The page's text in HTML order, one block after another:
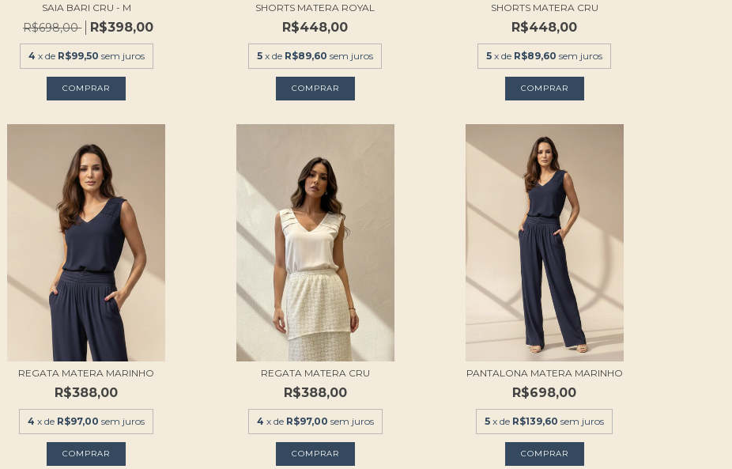
SAIA BARI CRU - M
R$698,00 R$398,00
4 x de R$99,50 sem juros
SHORTS MATERA ROYAL
R$448,00
5 x de R$89,60 sem juros
COMPRAR
SHORTS MATERA CRU
R$448,00
5 x de R$89,60 sem juros
COMPRAR
REGATA MATERA MARINHO
R$388,00
4 x de R$97,00 sem juros
COMPRAR
REGATA MATERA CRU
R$388,00
4 x de R$97,00 sem juros
COMPRAR
PANTALONA MATERA MARINHO
R$698,00
5 x de R$139,60 sem juros
COMPRAR